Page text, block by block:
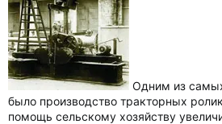
Одним из
было производство тракторных
помощь сельскому хозяйству